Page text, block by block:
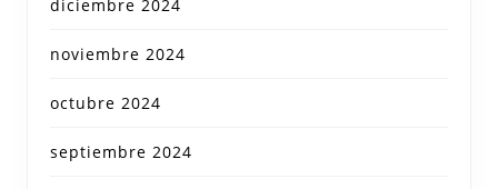
diciembre 2024
noviembre 2024
octubre 2024
septiembre 2024